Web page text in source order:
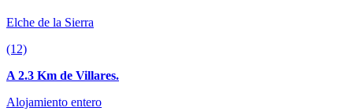
Elche de la Sierra
(12)
A 2.3 Km de Villares.
Alojamiento entero